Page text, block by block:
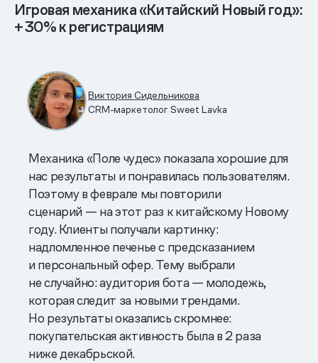
Игровая механика «Китайский Новый год»:
+30% к регистрациям
Виктория Сидельникова
CRM-маркетолог Sweet Lavka
Механика «Поле чудес» показала хорошие для
нас результаты и понравилась пользователям.
Поэтому в феврале мы повторили
сценарий — на этот раз к китайскому Новому
году. Клиенты получали картинку:
надломленное печенье с предсказанием
и персональный офер. Тему выбрали
не случайно: аудитория бота — молодежь,
которая следит за новыми трендами.
Но результаты оказались скромнее:
покупательская активность была в 2 раза
ниже декабрьской.